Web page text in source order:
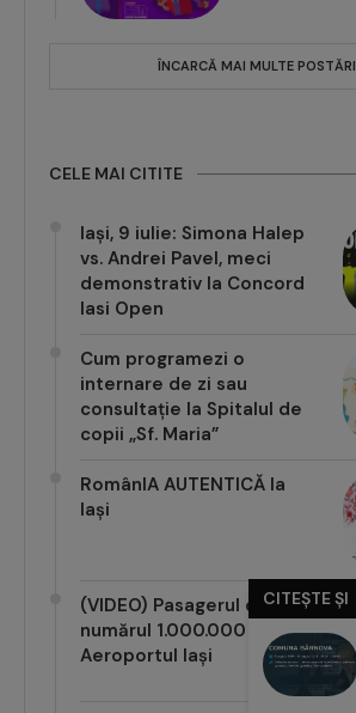
ÎNCARCĂ MAI MULTE POSTĂRI
CELE MAI CITITE
Iași, 9 iulie: Simona Halep
vs. Andrei Pavel, meci
demonstrativ la Concord
Iasi Open
Cum programezi o
internare de zi sau
consultație la Spitalul de
copii „Sf. Maria”
RomânIA AUTENTICĂ la
Iași
(VIDEO) Pasagerul cu
numărul 1.000.000 pe
Aeroportul Iași
CITEȘTE ȘI